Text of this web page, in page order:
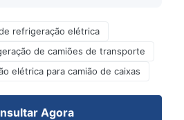
refrigeração elétrica
de camiões de transporte
elétrica para camião de caixas
Agora